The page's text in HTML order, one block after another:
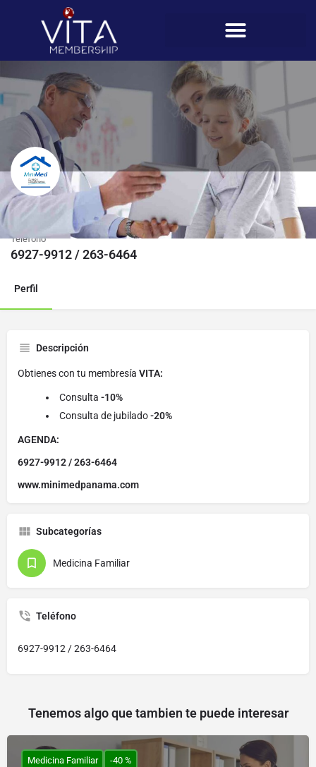
Minimed
Teléfono
6927-9912 / 263-6464
Perfil
Descripción
Obtienes con tu membresía VITA:
Consulta -10%
Consulta de jubilado-20%
AGENDA:
6927-9912 / 263-6464
www.minimedpanama.com
Subcategorías
Medicina Familiar
Teléfono
6927-9912 / 263-6464
Tenemos algo que tambien te puede interesar
Medicina Familiar -40 %